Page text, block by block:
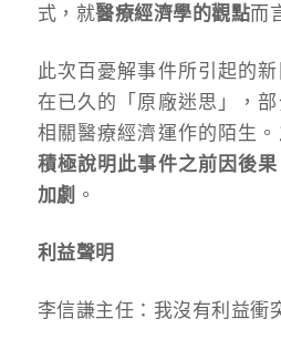
式，就醫療經濟學的觀點而
此次百憂解事件所引起的
在已久的「原廠迷思」，
相關醫療經濟運作的陌生。
積極說明此事件之前因後
加劇 。
利益聲明
李信謙主任：我沒有利益衝